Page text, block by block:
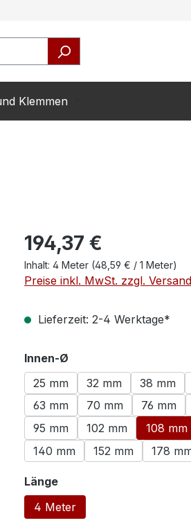
Klemmen
194,37 €
Inhalt: 4 Meter (48,59 € / 1 Meter)
Preise inkl. MwSt. zzgl.
Lieferzeit: 2-4 Werktage*
Innen-Ø
25 mm
32 mm 38 mm
63 mm
70 mm 76 mm
95 mm
102 mm 108 mm
140 mm
152 mm 178
Längeauswählen
4 Meter